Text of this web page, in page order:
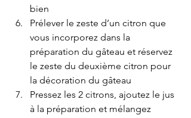
bien
Prélever le zeste d’un citron que
vous incorporez dans la
préparation du gâteau et réservez
le zeste du deuxième citron pour
la décoration du gâteau
Pressez les 2 citrons, ajoutez le jus
à la préparation et mélangez